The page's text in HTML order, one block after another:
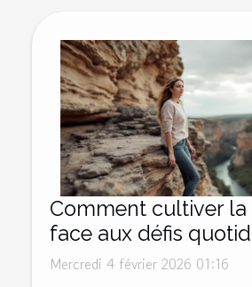
Comment cultiver la
face aux défis
Mercredi 4 février 2026 01:16